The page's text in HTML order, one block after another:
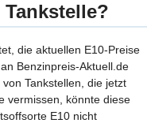
die aktuellen E10-Preise
Benzinpreis-Aktuell.de
Tankstellen, die jetzt
vermissen, könnte diese
E10 nicht